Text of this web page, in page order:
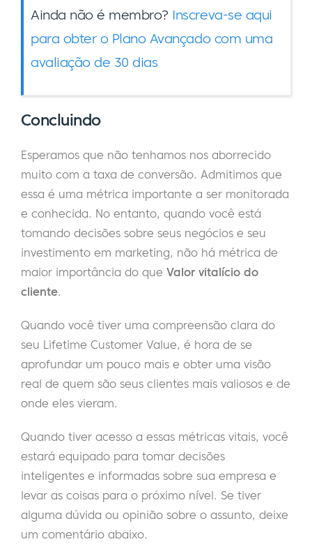
Ainda não é membro? Inscreva-se aqui
para obter o Plano Avançado com uma
avaliação de 30 dias
Concluindo
Esperamos que não tenhamos nos aborrecido
muito com a taxa de conversão. Admitimos que
essa é uma métrica importante a ser monitorada
e conhecida. No entanto, quando você está
tomando decisões sobre seus negócios e seu
investimento em marketing, não há métrica de
maior importância do que Valor vitalício do
cliente.
Quando você tiver uma compreensão clara do
seu Lifetime Customer Value, é hora de se
aprofundar um pouco mais e obter uma visão
real de quem são seus clientes mais valiosos e de
onde eles vieram.
Quando tiver acesso a essas métricas vitais, você
estará equipado para tomar decisões
inteligentes e informadas sobre sua empresa e
levar as coisas para o próximo nível. Se tiver
alguma dúvida ou opinião sobre o assunto, deixe
um comentário abaixo.